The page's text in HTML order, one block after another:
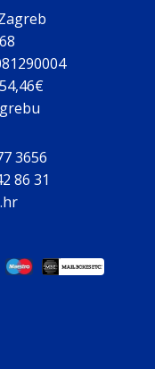
3656
86 31